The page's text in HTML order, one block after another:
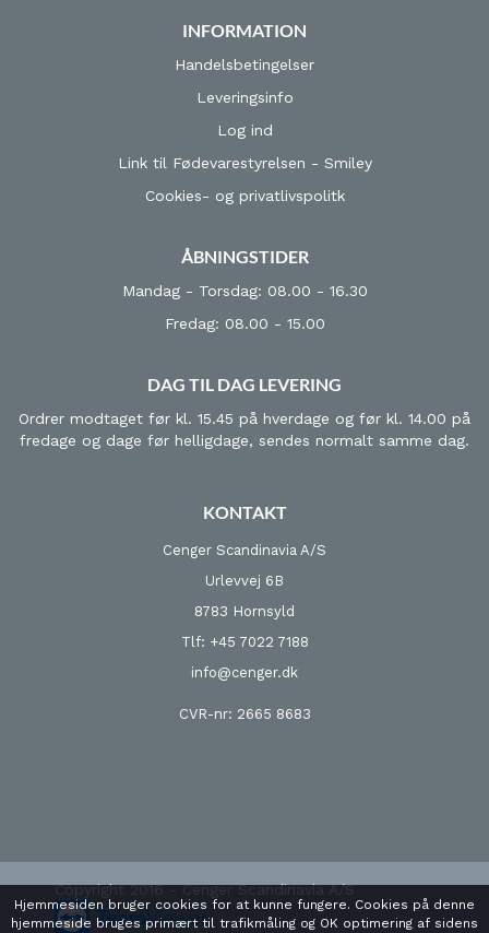
INFORMATION
Handelsbetingelser
Leveringsinfo
Log ind
Link til Fødevarestyrelsen - Smiley
Cookies- og privatlivspolitk
ÅBNINGSTIDER
Mandag - Torsdag: 08.00 - 16.30
Fredag: 08.00 - 15.00
DAG TIL DAG LEVERING
Ordrer modtaget før kl. 15.45 på hverdage og før kl. 14.00 på
fredage og dage før helligdage, sendes normalt samme dag.
KONTAKT
Cenger Scandinavia A/S
Urlevvej 6B
8783 Hornsyld
Tlf: +45 7022 7188
info@cenger.dk
CVR-nr: 2665 8683
Copyright 2016 - Cenger Scandinavia A/S
Hjemmesiden bruger cookies for at kunne fungere. Cookies på denne
hjemmeside bruges primært til trafikmåling og OK optimering af sidens